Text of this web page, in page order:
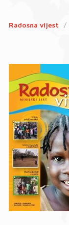
Radosna vijest